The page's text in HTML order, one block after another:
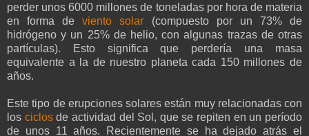
perder unos 6000 millones de toneladas por hora de materia
en forma deviento solar (compuesto por un 73% de
hidrógeno y un 25% de helio, con algunas trazas de otras
partículas). Esto significa que perdería una masa
equivalente a la de nuestro planeta cada 150 millones de
años.
Este tipo de erupciones solares están muy relacionadas con
los ciclosde actividad del Sol, que se repiten en un período
de unos 11 años. Recientemente se ha dejado atrás el